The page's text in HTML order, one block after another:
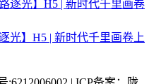
光】H5 | 新时代千里画卷上